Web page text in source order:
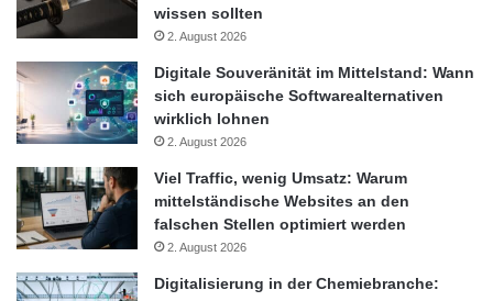
wissen sollten
2. August 2026
Digitale Souveränität im Mittelstand: Wann
sich europäische Softwarealternativen
wirklich lohnen
2. August 2026
Viel Traffic, wenig Umsatz: Warum
mittelständische Websites an den
falschen Stellen optimiert werden
2. August 2026
Digitalisierung in der Chemiebranche: